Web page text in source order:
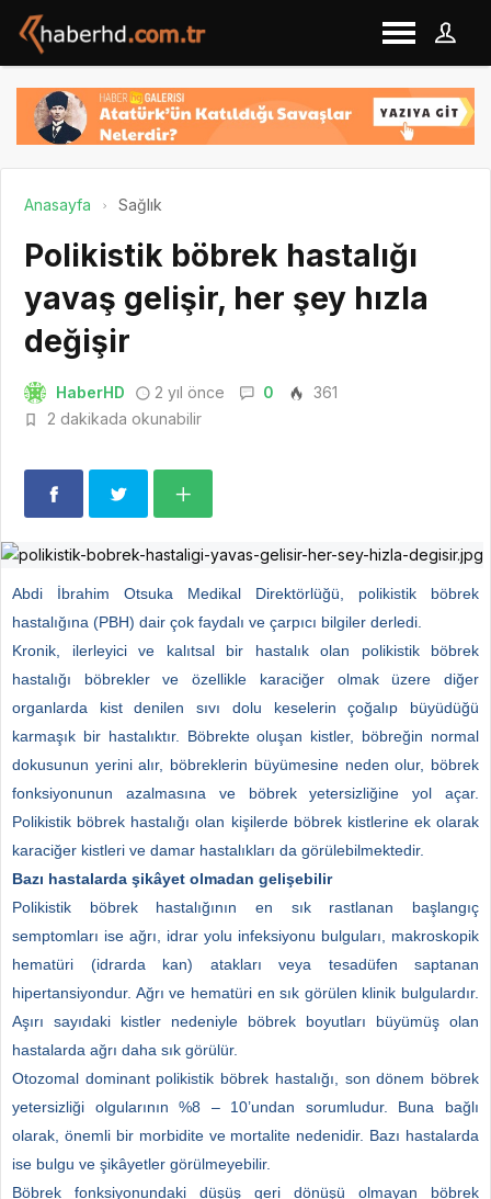
Anasayfa Sağlık
Polikistik böbrek hastalığı
yavaş gelişir, her şey hızla
değişir
HaberHD 2 yıl önce 0
361
2 dakikada okunabilir
Abdi İbrahim Otsuka Medikal Direktörlüğü, polikistik böbrek
hastalığına (PBH) dair çok faydalı ve çarpıcı bilgiler derledi.
Kronik, ilerleyici ve kalıtsal bir hastalık olan polikistik böbrek
hastalığı böbrekler ve özellikle karaciğer olmak üzere diğer
organlarda kist denilen sıvı dolu keselerin çoğalıp büyüdüğü
karmaşık bir hastalıktır. Böbrekte oluşan kistler, böbreğin normal
dokusunun yerini alır, böbreklerin büyümesine neden olur, böbrek
fonksiyonunun azalmasına ve böbrek yetersizliğine yol açar.
Polikistik böbrek hastalığı olan kişilerde böbrek kistlerine ek olarak
karaciğer kistleri ve damar hastalıkları da görülebilmektedir.
Bazı hastalarda şikâyet olmadan gelişebilir
Polikistik böbrek hastalığının en sık rastlanan başlangıç
semptomları ise ağrı, idrar yolu infeksiyonu bulguları, makroskopik
hematüri (idrarda kan) atakları veya tesadüfen saptanan
hipertansiyondur. Ağrı ve hematüri en sık görülen klinik bulgulardır.
Aşırı sayıdaki kistler nedeniyle böbrek boyutları büyümüş olan
hastalarda ağrı daha sık görülür.
Otozomal dominant polikistik böbrek hastalığı, son dönem böbrek
yetersizliği olgularının %8 – 10’undan sorumludur. Buna bağlı
olarak, önemli bir morbidite ve mortalite nedenidir. Bazı hastalarda
ise bulgu ve şikâyetler görülmeyebilir.
Böbrek fonksiyonundaki düşüş geri dönüşü olmayan böbrek